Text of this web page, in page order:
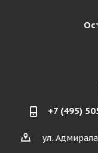
+7 (495)
ул.